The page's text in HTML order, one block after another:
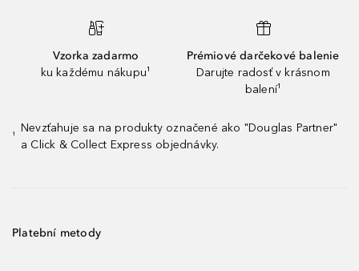
Vzorka zadarmo
ku každému nákupu¹
Prémiové darčekové balenie
Darujte radosť v krásnom
balení¹
¹
Nevzťahuje sa na produkty označené ako "Douglas Partner"
a Click & Collect Express objednávky.
Platební metody